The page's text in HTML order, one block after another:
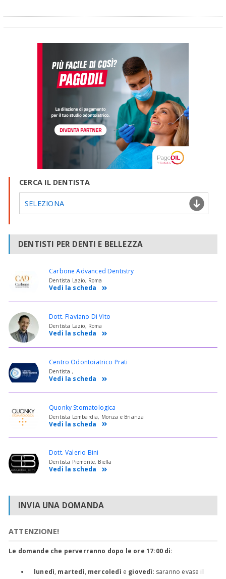
CERCA IL DENTISTA
SELEZIONA
DENTISTI PER DENTI E BELLEZZA
Carbone Advanced Dentistry
Dentista Lazio, Roma
Vedi la scheda
Dott. Flaviano Di Vito
Dentista Lazio, Roma
Vedi la scheda
Centro Odontoiatrico Prati
Dentista ,
Vedi la scheda
Quonky Stomatologica
Dentista Lombardia, Monza e Brianza
Vedi la scheda
Dott. Valerio Bini
Dentista Piemonte, Biella
Vedi la scheda
INVIA UNA DOMANDA
ATTENZIONE!
Le domande che perverranno dopo le ore 17:00 di:
lunedì, martedì, mercoledì e giovedì: saranno evase il